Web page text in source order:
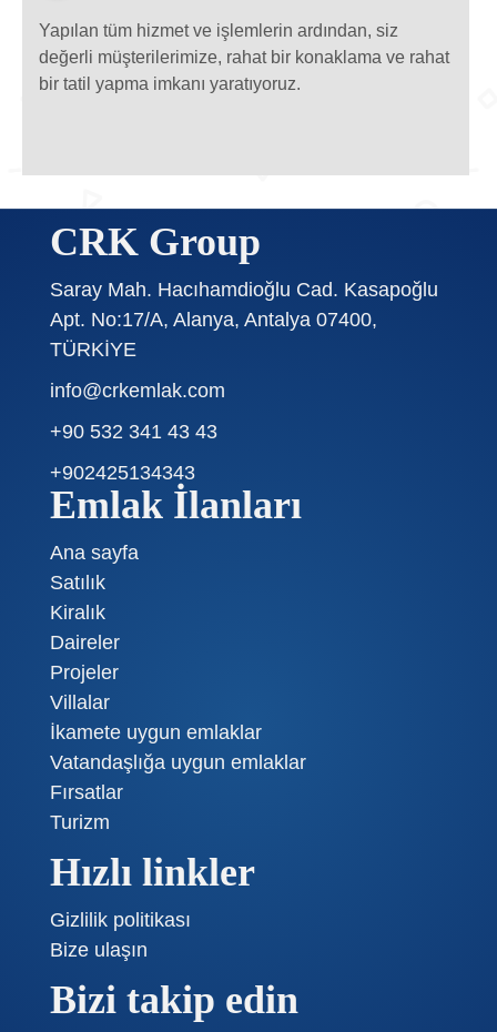
Yapılan tüm hizmet ve işlemlerin ardından, siz
değerli müşterilerimize, rahat bir konaklama ve rahat
bir tatil yapma imkanı yaratıyoruz.
CRK Group
Saray Mah. Hacıhamdioğlu Cad. Kasapoğlu
Apt. No:17/A, Alanya, Antalya 07400,
TÜRKİYE
info@crkemlak.com
+90 532 341 43 43
+902425134343
Emlak İlanları
Ana sayfa
Satılık
Kiralık
Daireler
Projeler
Villalar
İkamete uygun emlaklar
Vatandaşlığa uygun emlaklar
Fırsatlar
Turizm
Hızlı linkler
Gizlilik politikası
Bize ulaşın
Bizi takip edin